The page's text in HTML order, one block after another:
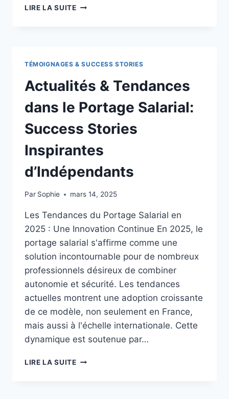
LIRE LA SUITELES
SUR
LE
PORTAGE
SALARIAL
FRANCE
TÉMOIGNAGES & SUCCESS STORIES
Actualités & Tendances
dans le Portage Salarial:
Success Stories
Inspirantes
d’Indépendants
Par Sophie mars 14, 2025
Les Tendances du Portage Salarial en
2025 : Une Innovation Continue En 2025, le
portage salarial s'affirme comme une
solution incontournable pour de nombreux
professionnels désireux de combiner
autonomie et sécurité. Les tendances
actuelles montrent une adoption croissante
de ce modèle, non seulement en France,
mais aussi à l'échelle internationale. Cette
dynamique est soutenue par…
LIRE LA SUITEACTUALITÉS